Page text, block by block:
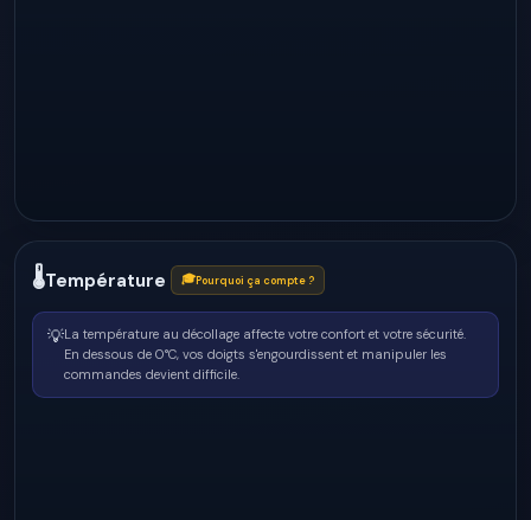
🌡Température 🎓Pourquoi ça compte ?
💡La température au décollage affecte votre confort et votre sécurité.
En dessous de 0°C, vos doigts s'engourdissent et manipuler les
commandes devient difficile.